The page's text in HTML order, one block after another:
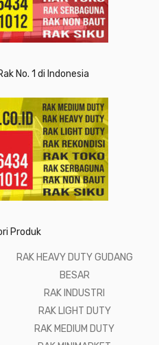
No. 1 di Indonesia
Produk
RAK HEAVY DUTY GUDANG
BESAR
RAK INDUSTRI
RAK LIGHT DUTY
RAK MEDIUM DUTY